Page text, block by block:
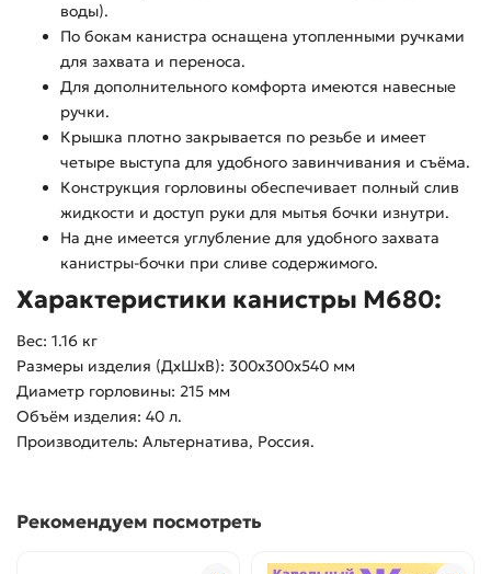
воды).
По бокам канистра оснащена утопленными ручками
для захвата и переноса.
Для дополнительного комфорта имеются навесные
ручки.
Крышка плотно закрывается по резьбе и имеет
четыре выступа для удобного завинчивания и съёма.
Конструкция горловины обеспечивает полный слив
жидкости и доступ руки для мытья бочки изнутри.
На дне имеется углубление для удобного захвата
канистры-бочки при сливе содержимого.
Характеристики канистры М680:
Вес: 1.16 кг
Размеры изделия (ДхШхВ): 300х300х540 мм
Диаметр горловины: 215 мм
Объём изделия: 40 л.
Производитель: Альтернатива, Россия.
Рекомендуем посмотреть